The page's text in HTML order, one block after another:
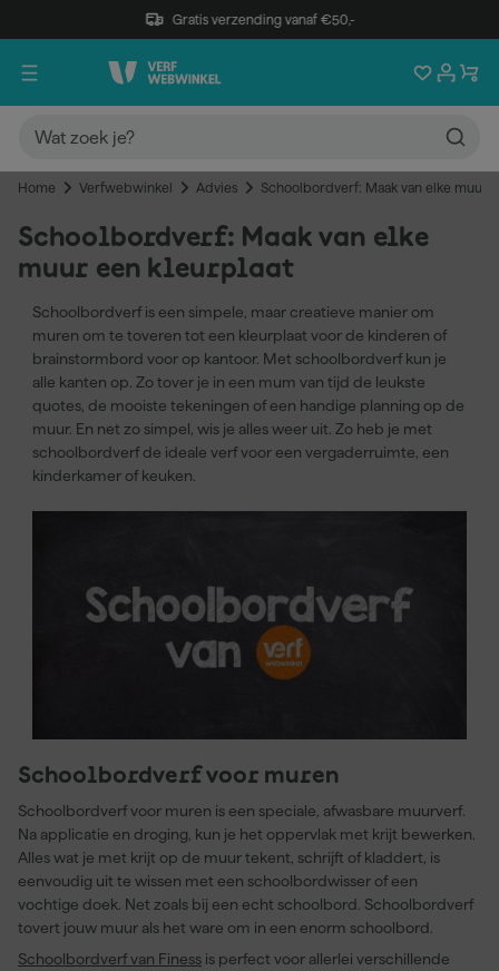
Gratis verzending vanaf €50,-
Home Verfwebwinkel Advies Schoolbordverf: Maak van elke muur
Schoolbordverf: Maak van elke
muur een kleurplaat
Schoolbordverf is een simpele, maar creatieve manier om
muren om te toveren tot een kleurplaat voor de kinderen of
brainstormbord voor op kantoor. Met schoolbordverf kun je
alle kanten op. Zo tover je in een mum van tijd de leukste
quotes, de mooiste tekeningen of een handige planning op de
muur. En net zo simpel, wis je alles weer uit. Zo heb je met
schoolbordverf de ideale verf voor een vergaderruimte, een
kinderkamer of keuken.
Schoolbordverf voor muren
Schoolbordverf voor muren is een speciale, afwasbare muurverf.
Na applicatie en droging, kun je het oppervlak met krijt bewerken.
Alles wat je met krijt op de muur tekent, schrijft of kladdert, is
eenvoudig uit te wissen met een schoolbordwisser of een
vochtige doek. Net zoals bij een echt schoolbord. Schoolbordverf
tovert jouw muur als het ware om in een enorm schoolbord.
Schoolbordverf van Finess is perfect voor allerlei verschillende